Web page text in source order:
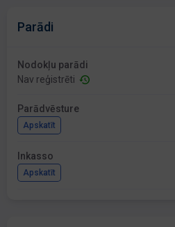
Parādi
Nodokļu parādi
Nav reģistrēti
Parādvēsture
Apskatīt
Inkasso
Apskatīt